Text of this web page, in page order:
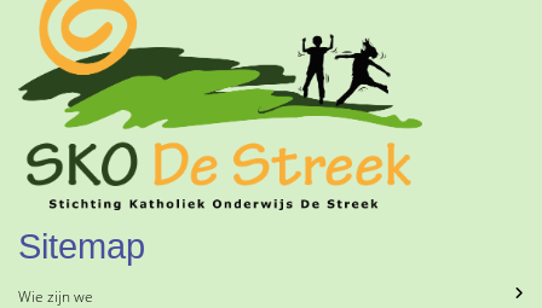
Sitemap
Wie zijn we